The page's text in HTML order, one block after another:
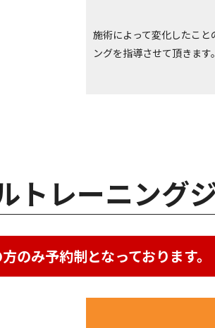
施術によって変化したこ
ングを指導させて頂きます。
トレーニング
のみ予約制となっております。